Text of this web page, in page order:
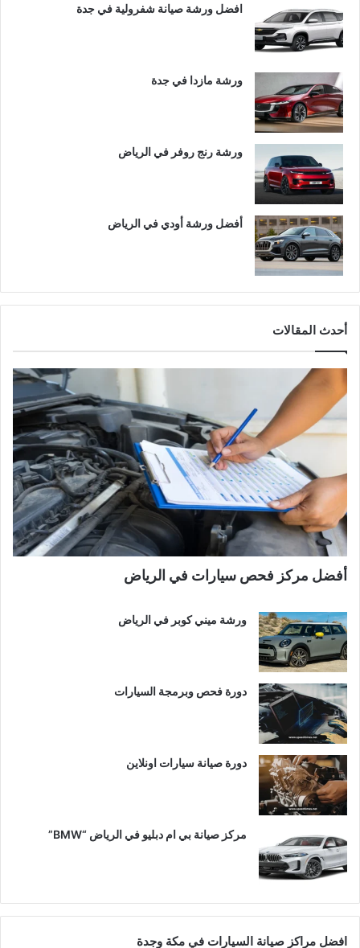
افضل ورشة صيانة شفرولية في جدة
ورشة مازدا في جدة
ورشة رنج روفر في الرياض
أفضل ورشة أودي في الرياض
أحدث المقالات
أفضل مركز فحص سيارات في الرياض
ورشة ميني كوبر في الرياض
دورة فحص وبرمجة السيارات
دورة صيانة سيارات اونلاين
مركز صيانة بي ام دبليو في الرياض “BMW”
افضل مراكز صيانة السيارات في مكة وجدة